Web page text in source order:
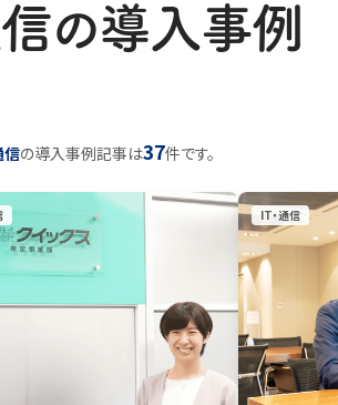
信の導入事例
信の導入事例記事は37件です。
IT・通信